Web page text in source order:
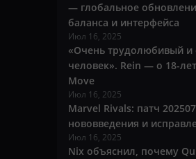
— глобальное
баланса и интерфейса
Июл 16, 2025
«Очень трудолюбивый и
человек». Rein — о 18-
Move
Июл 16, 2025
Marvel Rivals: патч
нововведения и
Июл 16, 2025
Nix объяснил, почему